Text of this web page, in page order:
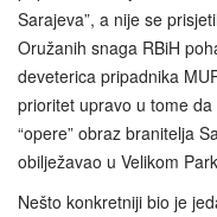
Sarajeva”, a nije se
Oružanih snaga RBiH
deveterica pripadnika
prioritet upravo u tome da
“opere” obraz branitelja
obilježavao u Velikom
Nešto konkretniji bio je